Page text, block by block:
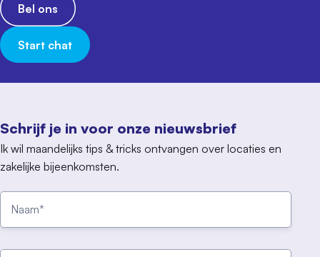
Schrijf je in voor onze nieuwsbrief
Ik wil maandelijks tips & tricks ontvangen over locaties en
zakelijke bijeenkomsten.
Bel ons
Start chat